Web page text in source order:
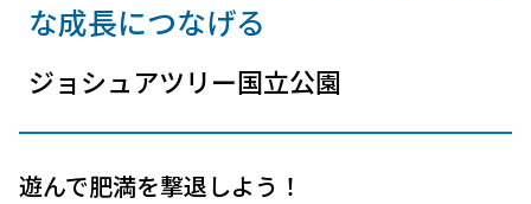
な成長につなげる
ジョシュアツリー国立公園
遊んで肥満を撃退しよう！